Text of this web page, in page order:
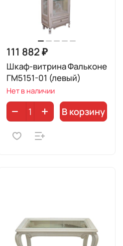
111 882 ₽
Шкаф-витрина Фальконе
ГМ5151-01 (левый)
Нет в наличии
В корзину